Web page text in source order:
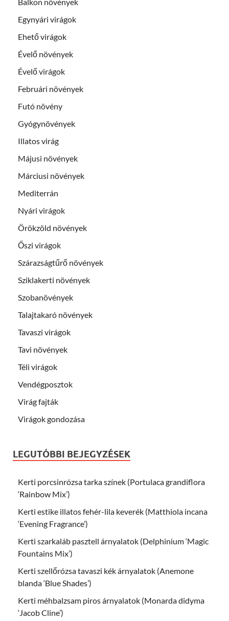
Egynyári virágok
Ehető virágok
Évelő növények
Évelő virágok
Februári növények
Futó növény
Gyógynövények
Illatos virág
Májusi növények
Márciusi növények
Mediterrán
Nyári virágok
Örökzöld növények
Őszi virágok
Szárazságtűrő növények
Sziklakerti növények
Szobanövények
Talajtakaró növények
Tavaszi virágok
Tavi növények
Téli virágok
Vendégposztok
Virág fajták
Virágok gondozása
LEGUTÓBBI BEJEGYZÉSEK
Kerti porcsinrózsa tarka színek (Portulaca grandiflora
‘Rainbow Mix’)
Kerti estike illatos fehér-lila keverék (Matthiola incana
‘Evening Fragrance’)
Kerti szarkaláb pasztell árnyalatok (Delphinium ‘Magic
Fountains Mix’)
Kerti szellőrózsa tavaszi kék árnyalatok (Anemone
blanda ‘Blue Shades’)
Kerti méhbalzsam piros árnyalatok (Monarda didyma
‘Jacob Cline’)